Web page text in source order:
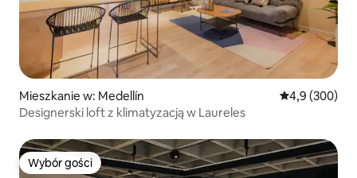
Mieszkanie w: Medellín Średnia
4,9 (300)
Designerski loft z klimatyzacją w Laureles
Wybór gości
Wybór gości